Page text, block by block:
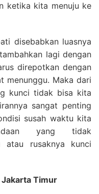
ketika kita menuju ke
disebabkan luasnya
lagi dengan
direpotkan dengan
menunggu. Maka dari
kunci tidak bisa kita
sangat penting
susah waktu kita
yang tidak
atau rusaknya kunci
Jakarta Timur